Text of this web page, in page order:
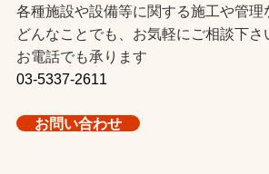
各種施設や設備等に関する施工や管理
どんなことでも、お気軽にご相談下さ
お電話でも承ります
03-5337-2611
お問い合わせ